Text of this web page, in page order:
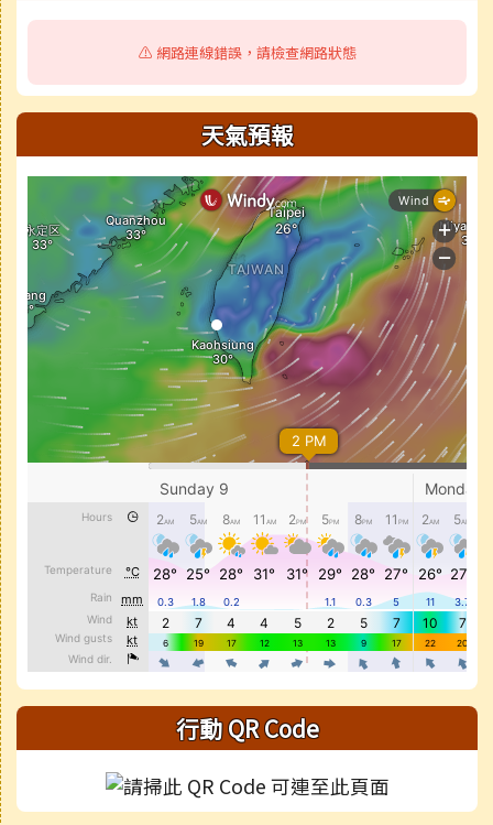
⚠️ 網路連線錯誤，請檢查網路狀態
天氣預報
行動 QR Code